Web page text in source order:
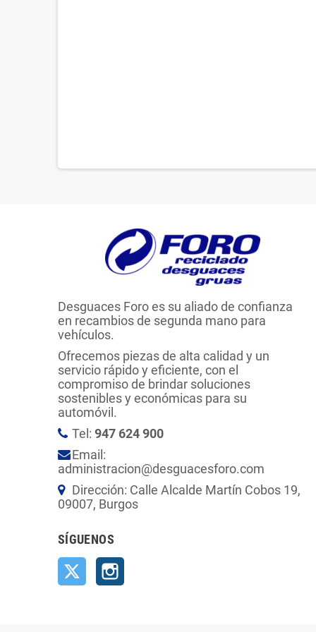
Desguaces Foro es su aliado de confianza
en recambios de segunda mano para
vehículos.
Ofrecemos piezas de alta calidad y un
servicio rápido y eficiente, con el
compromiso de brindar soluciones
sostenibles y económicas para su
automóvil.
Tel: 947 624 900
Email:
administracion@desguacesforo.com
Dirección: Calle Alcalde Martín Cobos 19,
09007, Burgos
SÍGUENOS
Twitter